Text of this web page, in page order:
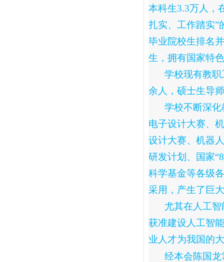
本科生3.3万人，
扎实、工作踏实”
毕业院校生排名
生，拥有国家特
学校现有教职
余人，硕士生导师
学校不断深
电子设计大赛、
设计大赛、机器
研发计划、国家“
科学基金等各级
采用，产生了巨
尤其在人工
获准建设 人工智
业人才为我国的
经本会陈国